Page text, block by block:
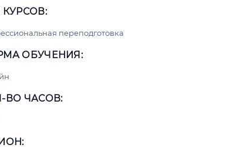
КУРСОВ:
переподготовка
ОБУЧЕНИЯ:
ВО ЧАСОВ: